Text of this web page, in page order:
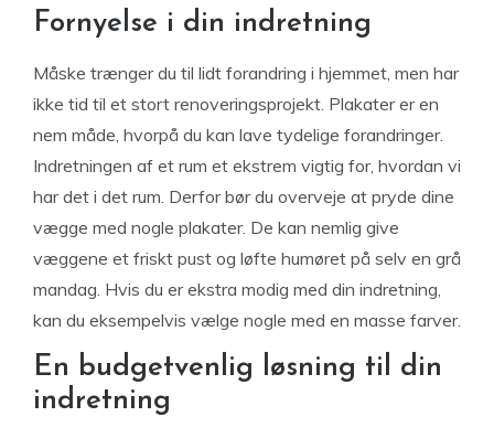
Fornyelse i din indretning
Måske trænger du til lidt forandring i hjemmet, men har
ikke tid til et stort renoveringsprojekt. Plakater er en
nem måde, hvorpå du kan lave tydelige forandringer.
Indretningen af et rum et ekstrem vigtig for, hvordan vi
har det i det rum. Derfor bør du overveje at pryde dine
vægge med nogle plakater. De kan nemlig give
væggene et friskt pust og løfte humøret på selv en grå
mandag. Hvis du er ekstra modig med din indretning,
kan du eksempelvis vælge nogle med en masse farver.
En budgetvenlig løsning til din
indretning